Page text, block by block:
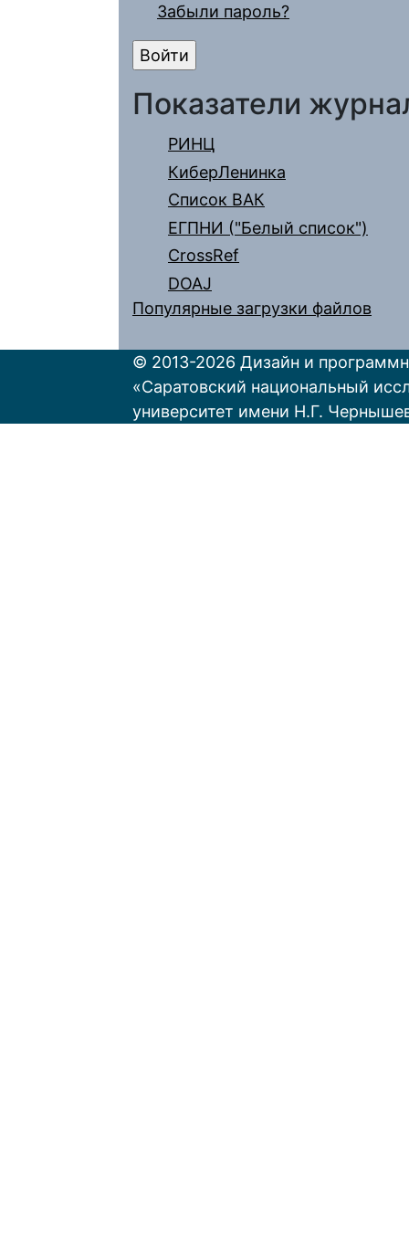
Забыли пароль?
Показатели
РИНЦ
КиберЛенинка
Список ВАК
ЕГПНИ ("Белый список")
CrossRef
DOAJ
Популярные загрузки файлов
© 2013-2026 Дизайн и
«Саратовский национальный
университет имени Н.Г.